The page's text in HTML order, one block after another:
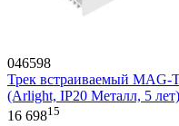
046598
Трек встраиваемый
(Arlight, IP20 Металл, 5 лет)
16 69815